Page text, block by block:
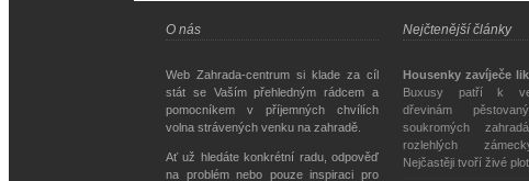
O nás
Web Zahrada-centrum si klade za cíl
stát se Vaším přehledným rádcem a
pomocníkem v příjemných chvílích
volna strávených venku na zahradě.
Ať už hledáte konkrétní radu, odpověď
na problém nebo pouze inspiraci pro
Nejčtenější články
Housenky zavíječe
Buxusy patří k
dřevinám
soukromých
rozlehlých
Nejčastěji tvoří živé